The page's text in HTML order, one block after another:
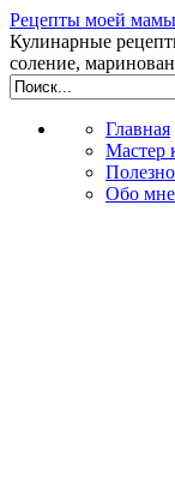
Рецепты моей мамы
Кулинарные
соление,
Главная
Мастер
Обо мне